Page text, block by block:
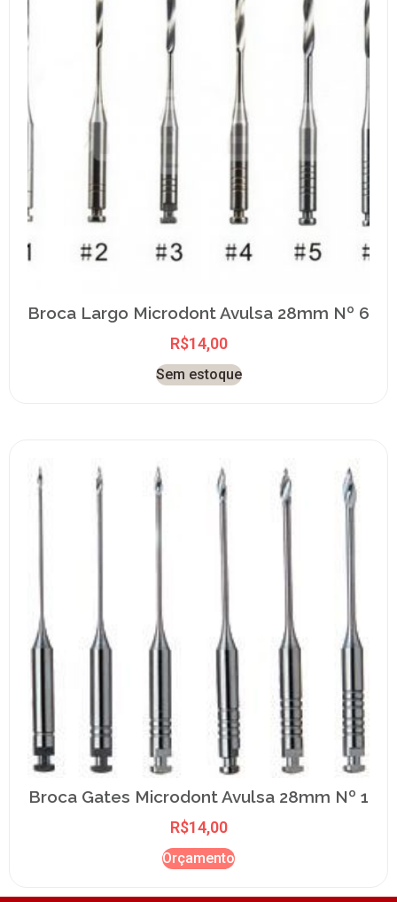
Broca Largo Microdont Avulsa 28mm Nº 6
R$14,00
Sem estoque
Broca Gates Microdont Avulsa 28mm Nº 1
R$14,00
Orçamento